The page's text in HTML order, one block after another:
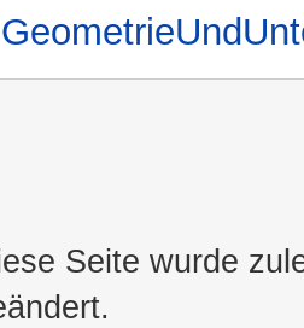
Seite wurde